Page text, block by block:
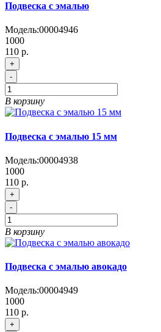
Подвеска с эмалью
Модель:00004946
1000
110 р.
+
-
В корзину
Подвеска с эмалью 15 мм
Модель:00004938
1000
110 р.
+
-
В корзину
Подвеска с эмалью авокадо
Модель:00004949
1000
110 р.
+